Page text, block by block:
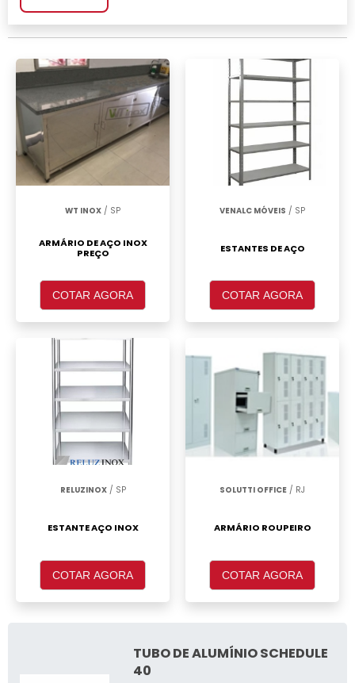
portas, clique em um ou mais dos anuciantes
a seguir:
WT INOX / SP
ARMÁRIO DE AÇO INOX
PREÇO
COTAR AGORA
VENALC MÓVEIS / SP
ESTANTES DE AÇO
COTAR AGORA
RELUZINOX/ SP
ESTANTE AÇO INOX
COTAR AGORA
SOLUTTI OFFICE / RJ
ARMÁRIO ROUPEIRO
COTAR AGORA
TUBO DE ALUMÍNIO SCHEDULE
40